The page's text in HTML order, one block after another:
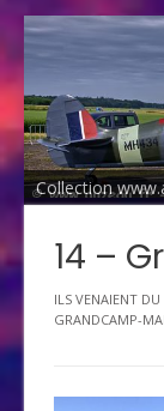
Collection
14 –
ILS VENAIENT DU
GRANDCAMP-